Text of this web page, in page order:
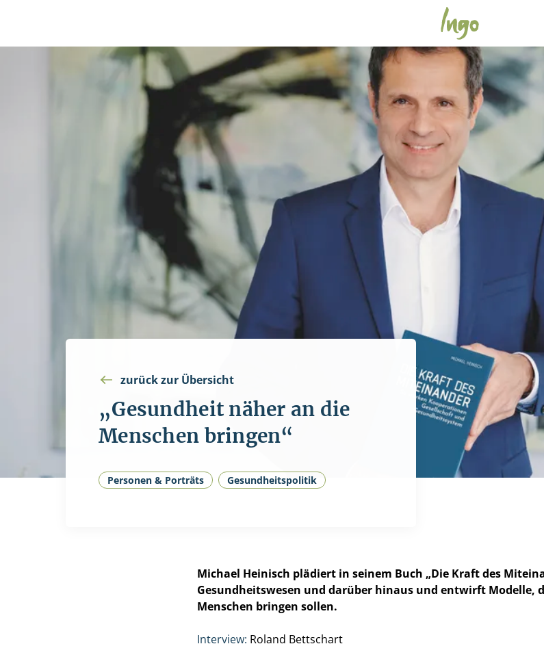
zurück zur Übersicht
„Gesundheit näher an die
Menschen bringen“
Personen & Porträts Gesundheitspolitik
Michael Heinisch plädiert in seinem Buch „Die Kraft des
Gesundheitswesen und darüber hinaus und entwirft Modelle,
Menschen bringen sollen.
Interview: Roland Bettschart